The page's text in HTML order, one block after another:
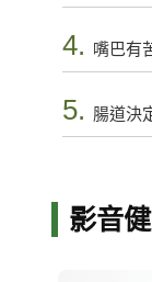
4. 嘴巴有
5. 腸道決
影音